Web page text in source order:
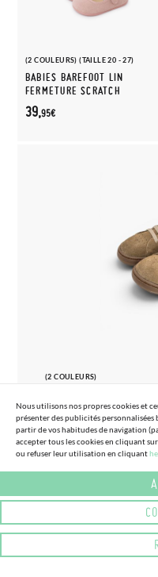
(2 COULEURS) (TAILLE 20 - 27)
BABIES BAREFOOT LIN
FERMETURE SCRATCH
39,95€
(2 COULEURS)
BASKETS BLANDITOS
TAILLES
Nous utilisons nos propres cookies et
présenter des publicités
partir de vos habitudes de navigation
accepter tous les cookies en cliquant
ou refuser leur utilisation en cliquant